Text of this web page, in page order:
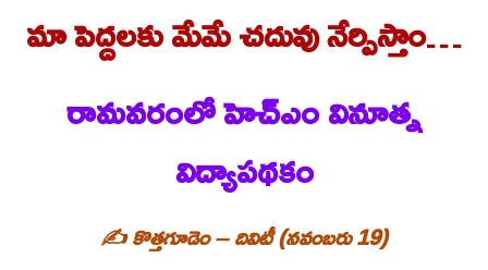
మా పెద్దలకు మేమే చదువు నేర్పిస్తాం…
రామవరంలో హెచ్ఎం వినూత్న
విద్యాపథకం
✍️ కొత్తగూడెం – దివిటీ (నవంబరు 19)